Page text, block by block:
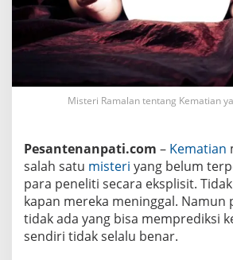
K
e
m
a
t
i
a
n
y
M
e
n
j
a
d
i
K
e
Misteri Ramalan tentang Kematian
Pesantenanpati.com – Kematian
salah satu misteri yang belum
para peneliti secara eksplisit.
kapan mereka meninggal. Namun
tidak ada yang bisa memprediksi
sendiri tidak selalu benar.